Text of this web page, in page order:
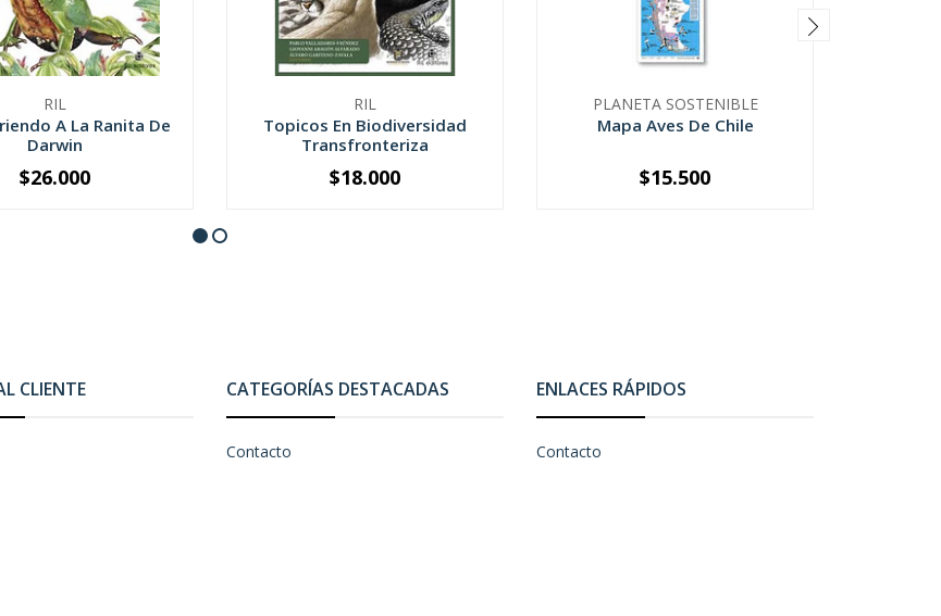
RIL
A La Ranita De
Darwin
+
$26.000
RIL
Topicos En Biodiversidad
Transfronteriza
+
$18.000
PLANETA SOSTENIBLE
Mapa Aves De Chile
+
$15.500
CLIENTE CATEGORÍAS DESTACADAS
Contacto
ENLACES RÁPIDOS
Contacto